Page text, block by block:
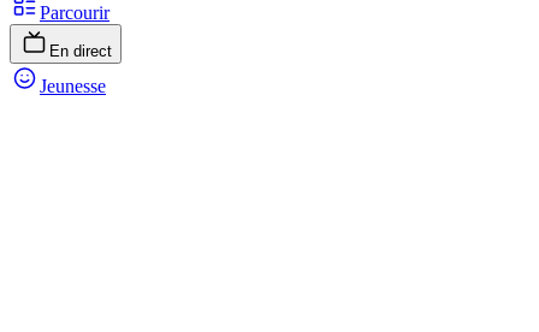
Parcourir
En direct
Jeunesse